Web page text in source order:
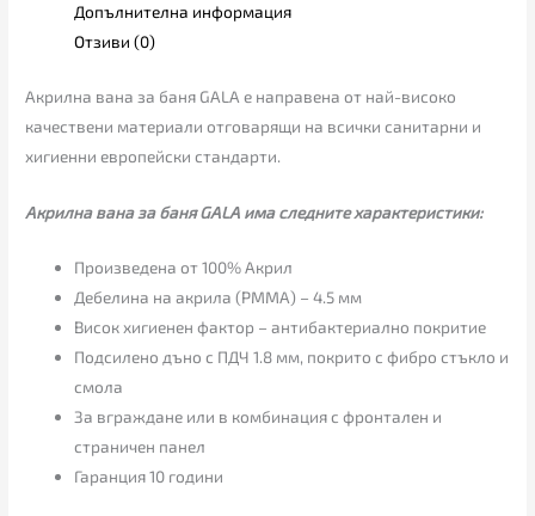
Допълнителна информация
Отзиви (0)
Акрилна вана за баня GALA е направена от най-високо
качествeни материали отговарящи на всички санитарни и
хигиенни европейски стандарти.
Акрилна вана за баня GALA има следните характеристики:
Произведена от 100% Акрил
Дебелина на акрила (РММА) – 4.5 мм
Висок хигиенен фактор – антибактериално покритие
Подсилено дъно с ПДЧ 1.8 мм, покрито с фибро стъкло и
смола
За вграждане или в комбинация с фронтален и
страничен панел
Гаранция 10 години